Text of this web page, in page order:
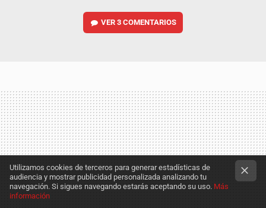
VER3 COMENTARIOS
Utilizamos cookies de terceros para generar estadísticas de
audiencia y mostrar publicidad personalizada analizando tu
navegación. Si sigues navegando estarás aceptando su uso. Más
información